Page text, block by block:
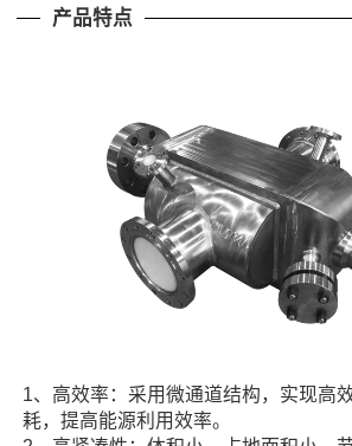
产品特点
1、高效率：采用微通道结构，实现高
耗，提高能源利用效率。